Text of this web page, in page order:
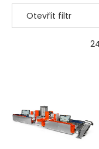
Otevřít filtr